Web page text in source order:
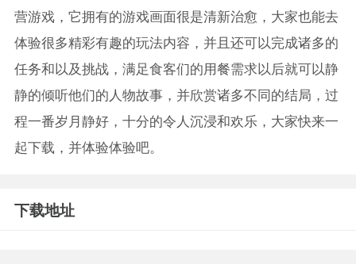
营游戏，它拥有的游戏画面很是清新治愈，大家也能去
体验很多精彩有趣的玩法内容，并且还可以完成诸多的
任务和以及挑战，满足食客们的用餐需求以后就可以静
静的倾听他们的人物故事，并欣赏诸多不同的结局，过
程一番岁月静好，十分的令人沉浸和欢乐，大家快来一
起下载，并体验体验吧。
下载地址